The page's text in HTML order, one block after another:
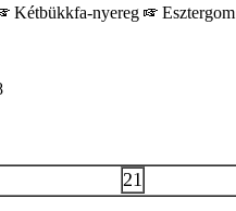
Kétbükkfa-nyereg Esztergom
21